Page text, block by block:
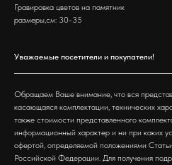
Гравировка цветов на памятник
размеры,см: 30-35
Уважаемые посетители и покупатели!
Обращаем Ваше внимание, что вся
касающаяся комплектации, технических
также стоимости представленного
информационный характер и ни при каких
офертой, определяемой положениями
Российской Федерации. Для получения